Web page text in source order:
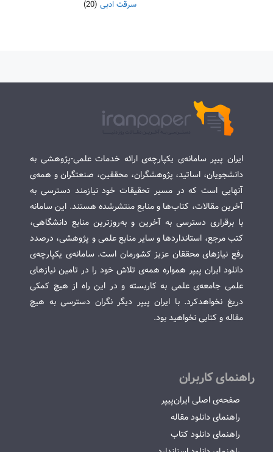
سرقت ادبی (20)
ایران پیپر سامانه‌ی یکپارچه‌ی ارائه خدمات علمی-پژوهشی به
دانشجویان، اساتید، پژوهشگران، محققین، صنعتگران و همه‌ی
آنهایی است که در مسیر تحقیقات خود نیازمند دسترسی به
آخرین مقالات، کتاب‌ها و منابع منتشرشده هستند. این سامانه
با برقراری دسترسی به آخرین و به‌روزترین منابع دانشگاهی،
کتب مرجع، استانداردها و سایر منابع علمی و پژوهشی، درصدد
رفع نیازهای محققان عزیز کشورمان است. سامانه‌ی یکپارچه‌ی
دانلود ایران پیپر همواره همه‌ی تلاش خود را در تامین نیازهای
علمی جامعه‌ی علمی به کاربسته و در این راه از هیچ کمکی
دریغ نخواهدکرد. با ایران پیپر دیگر نگران دسترسی به هیچ
مقاله و کتابی نخواهید بود.
راهنمای کاربران
صفحه‌ی اصلی ایران‌پیپر
راهنمای دانلود مقاله
راهنمای دانلود کتاب